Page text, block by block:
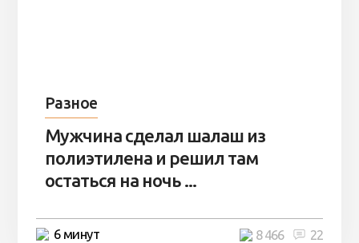
Разное
Мужчина сделал шалаш из
полиэтилена и решил там
остаться на ночь ...
6 минут 22
8 466